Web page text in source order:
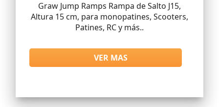
Graw Jump Ramps Rampa de Salto J15,
Altura 15 cm, para monopatines, Scooters,
Patines, RC y más..
VER MAS